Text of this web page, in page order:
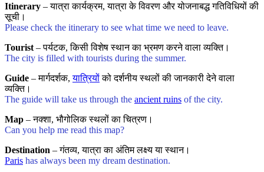
Itinerary – यात्रा कार्यक्रम, यात्रा के विवरण और योजनाबद्ध गतिविधियों की
सूची।
Please check the itinerary to see what time we need to leave.
Tourist – पर्यटक, किसी विशेष स्थान का भ्रमण करने वाला व्यक्ति।
The city is filled with tourists during the summer.
Guide – मार्गदर्शक,यात्रियोंको दर्शनीय स्थलों की जानकारी देने वाला
व्यक्ति।
The guide will take us through the ancient ruins of the city.
Map – नक्शा, भौगोलिक स्थलों का चित्रण।
Can you help me read this map?
Destination – गंतव्य, यात्रा का अंतिम लक्ष्य या स्थान।
Paris has always been my dream destination.